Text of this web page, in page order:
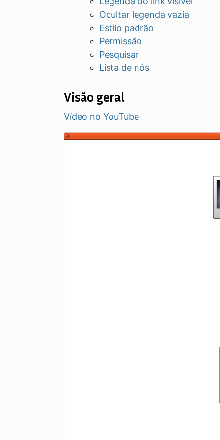
Ocultar legenda vazia
Estilo padrão
Permissão
Pesquisar
Lista de nós
Visão geral
Vídeo no YouTube